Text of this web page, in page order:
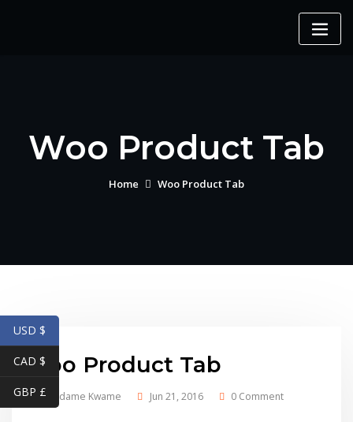
Woo Product Tab
Home Woo Product Tab
Woo Product Tab
by Odame Kwame Jun 21, 2016 0 Comment
USD $
CAD $
GBP £